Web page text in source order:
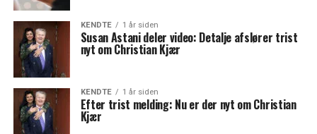
KENDTE 1 år siden
Susan Astani deler video: Detalje afslører trist
nyt om Christian Kjær
KENDTE 1 år siden
Efter trist melding: Nu er der nyt om Christian
Kjær